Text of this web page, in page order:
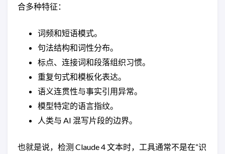
合多种特征：
词频和短语模式。
句法结构和词性分布。
标点、连接词和段落组织习惯。
重复句式和模板化表达。
语义连贯性与事实引用异常。
模型特定的语言指纹。
人类与 AI 混写片段的边界。
也就是说，检测 Claude 4 文本时，工具通常不是在“识